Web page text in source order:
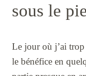
sous le
Le jour où j’ai trop
le bénéfice en